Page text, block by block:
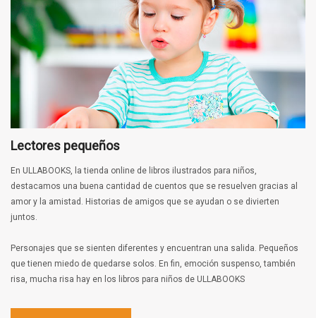
Lectores pequeños
En ULLABOOKS, la tienda online de libros ilustrados para niños,
destacamos una buena cantidad de cuentos que se resuelven gracias al
amor y la amistad. Historias de amigos que se ayudan o se divierten
juntos.
Personajes que se sienten diferentes y encuentran una salida. Pequeños
que tienen miedo de quedarse solos. En fin, emoción suspenso, también
risa, mucha risa hay en los libros para niños de ULLABOOKS